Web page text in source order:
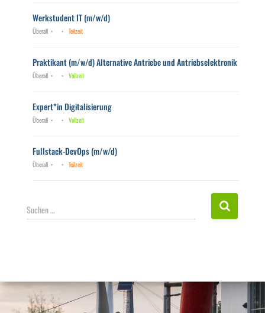
Werkstudent IT (m/w/d)
Überall Teilzeit
Praktikant (m/w/d) Alternative Antriebe und Antriebselektronik
Überall Vollzeit
Expert*in Digitalisierung
Überall Vollzeit
Fullstack-DevOps (m/w/d)
Überall Teilzeit
S
u
n
a
c
Suchen …